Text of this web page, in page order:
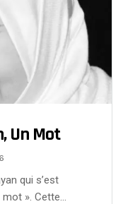
Un Mot
qui s’est
mot ». Cette…